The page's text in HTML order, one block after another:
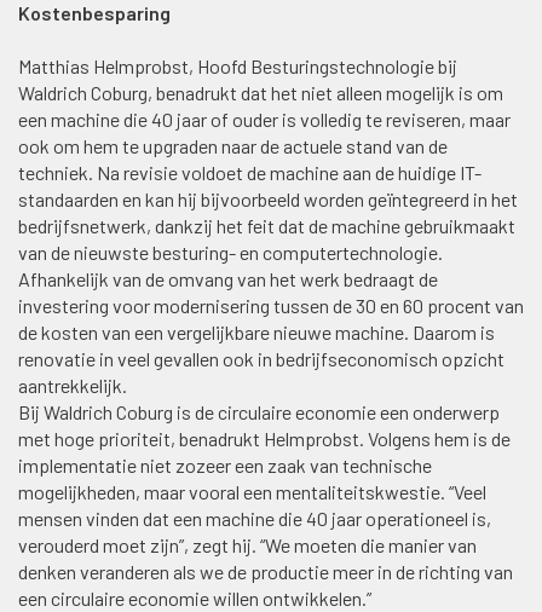
Kostenbesparing
Matthias Helmprobst, Hoofd Besturingstechnologie bij
Waldrich Coburg, benadrukt dat het niet alleen mogelijk is om
een machine die 40 jaar of ouder is volledig te reviseren, maar
ook om hem te upgraden naar de actuele stand van de
techniek. Na revisie voldoet de machine aan de huidige IT-
standaarden en kan hij bijvoorbeeld worden geïntegreerd in het
bedrijfsnetwerk, dankzij het feit dat de machine gebruikmaakt
van de nieuwste besturing- en computertechnologie.
Afhankelijk van de omvang van het werk bedraagt de
investering voor modernisering tussen de 30 en 60 procent van
de kosten van een vergelijkbare nieuwe machine. Daarom is
renovatie in veel gevallen ook in bedrijfseconomisch opzicht
aantrekkelijk.
Bij Waldrich Coburg is de circulaire economie een onderwerp
met hoge prioriteit, benadrukt Helmprobst. Volgens hem is de
implementatie niet zozeer een zaak van technische
mogelijkheden, maar vooral een mentaliteitskwestie. “Veel
mensen vinden dat een machine die 40 jaar operationeel is,
verouderd moet zijn”, zegt hij. “We moeten die manier van
denken veranderen als we de productie meer in de richting van
een circulaire economie willen ontwikkelen.”